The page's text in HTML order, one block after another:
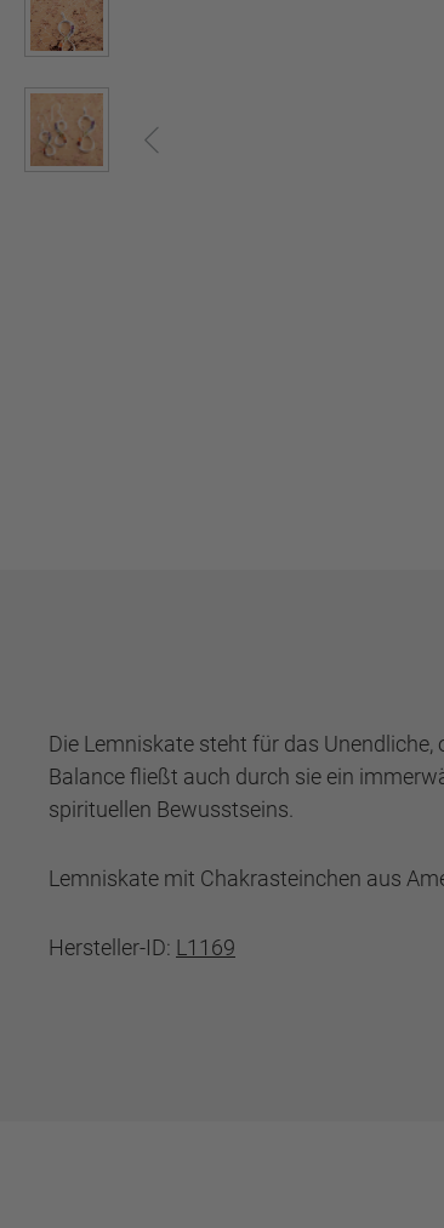
Die Lemniskate steht für das
Balance fließt auch durch sie ein
spirituellen Bewusstseins.
Lemniskate mit Chakrasteinchen aus
Hersteller-ID: L1169